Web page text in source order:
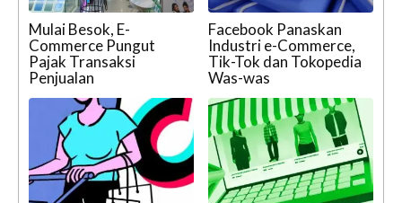
Mulai Besok, E-
Commerce Pungut
Pajak Transaksi
Penjualan
Facebook Panaskan
Industri e-Commerce,
Tik-Tok dan Tokopedia
Was-was